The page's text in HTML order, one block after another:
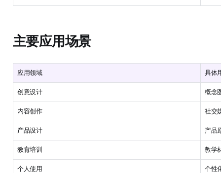
主要应用场景
应用领域 具体
创意设计 概念
内容创作 社交
产品设计 产品
教育培训 教学
个人使用 个性